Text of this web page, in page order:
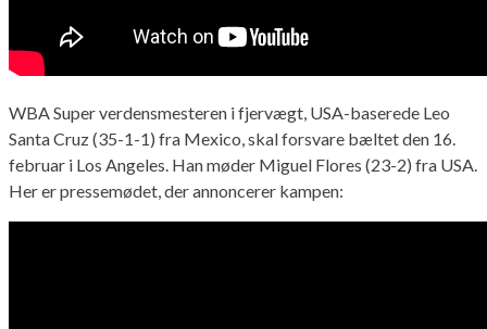
WBA Super verdensmesteren i fjervægt, USA-baserede Leo
Santa Cruz (35-1-1) fra Mexico, skal forsvare bæltet den 16.
februar i Los Angeles. Han møder Miguel Flores (23-2) fra USA.
Her er pressemødet, der annoncerer kampen: